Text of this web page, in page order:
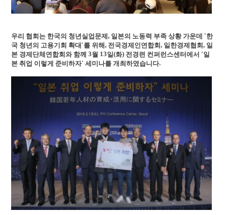
우리 협회는 한국의 청년실업문제 , 일본의 노동력 부족 상황 가운데 '한
국 청년의 고용기회 확대 '를 위해, 전국경제인연합회 , 일한경제협회 , 일
본 경제단체연합회와 함께 3월 13일(화) 전경련 컨퍼런스센터에서 '일
본 취업 이렇게 준비하자' 세미나를 개최하였습니다.